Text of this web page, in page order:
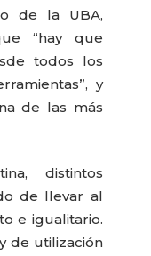
de la UBA,
“hay que
todos los
y
de las más
distintos
de llevar al
e igualitario.
de utilización